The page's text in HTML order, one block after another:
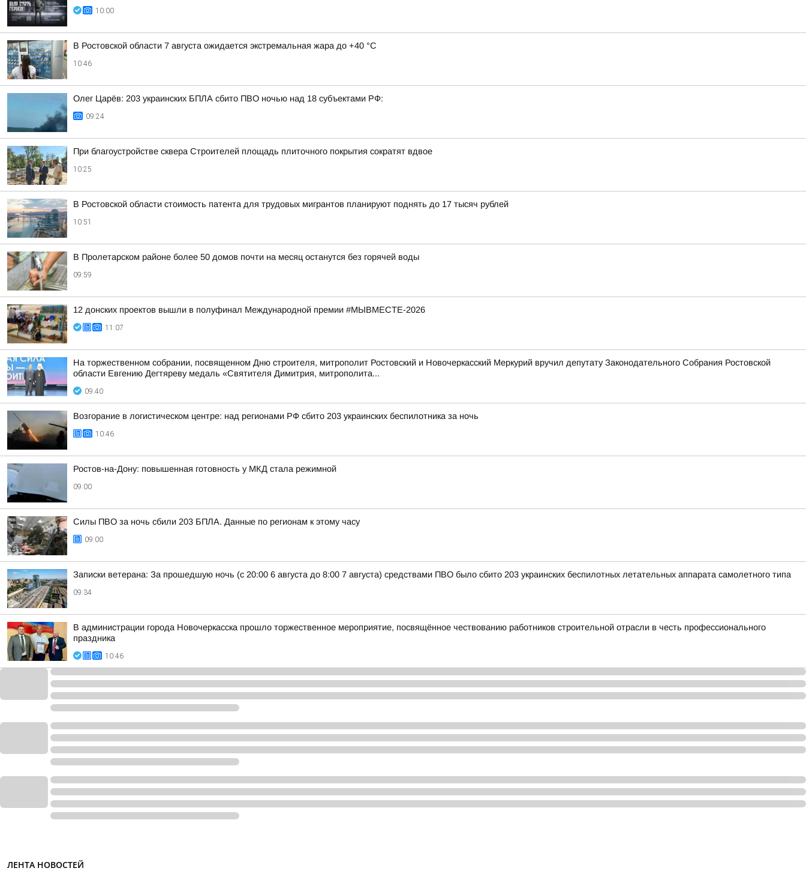
10:00
В Ростовской области 7 августа ожидается экстремальная жара до +40 °С
10:46
Олег Царёв: 203 украинских БПЛА сбито ПВО ночью над 18 субъектами РФ:
09:24
При благоустройстве сквера Строителей площадь плиточного покрытия сократят вдвое
10:25
В Ростовской области стоимость патента для трудовых мигрантов планируют поднять до 17 тысяч рублей
10:51
В Пролетарском районе более 50 домов почти на месяц останутся без горячей воды
09:59
12 донских проектов вышли в полуфинал Международной премии #МЫВМЕСТЕ-2026
11:07
На торжественном собрании, посвященном Дню строителя, митрополит Ростовский и Новочеркасский Меркурий вручил депутату Законодательного Собрания Ростовской
области Евгению Дегтяреву медаль «Святителя Димитрия, митрополита...
09:40
Возгорание в логистическом центре: над регионами РФ сбито 203 украинских беспилотника за ночь
10:46
Ростов-на-Дону: повышенная готовность у МКД стала режимной
09:00
Силы ПВО за ночь сбили 203 БПЛА. Данные по регионам к этому часу
09:00
Записки ветерана: За прошедшую ночь (с 20:00 6 августа до 8:00 7 августа) средствами ПВО было сбито 203 украинских беспилотных летательных аппарата самолетного типа
09:34
В администрации города Новочеркасска прошло торжественное мероприятие, посвящённое чествованию работников строительной отрасли в честь профессионального
праздника
10:46
ЛЕНТА НОВОСТЕЙ